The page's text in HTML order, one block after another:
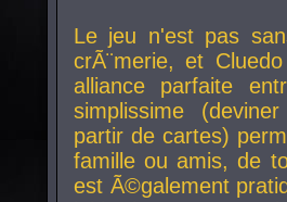
Le jeu n'est pas
crÃ¨merie, et
alliance parfaite
simplissime
partir de cartes)
famille ou amis, de
est Ã©galement